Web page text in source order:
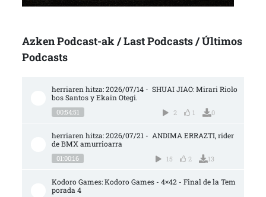
Azken Podcast-ak / Last Podcasts / Últimos
Podcasts
herriaren hitza: 2026/07/14 -  SHUAI JIAO: Mirari Riolo
bos Santos y Ekain Otegi.
00:54:51 2 1 0
herriaren hitza: 2026/07/21 -  ANDIMA ERRAZTI, rider
de BMX amurrioarra
01:00:16 15 2 13
Kodoro Games: Kodoro Games - 4×42 - Final de la Tem
porada 4